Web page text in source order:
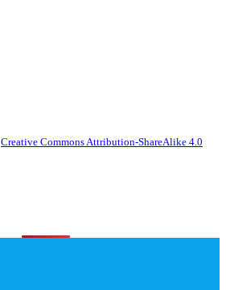
Creative Commons Attribution-ShareAlike 4.0